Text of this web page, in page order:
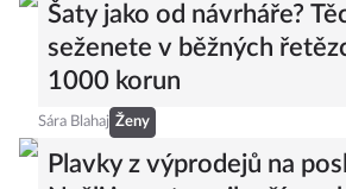
Šaty jako od návrháře?
seženete v běžných
1000 korun
Sára Blahaj Ženy
Plavky z výprodejů na